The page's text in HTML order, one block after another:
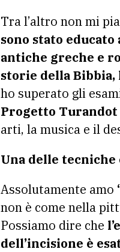
Tra l’altro non mi
sono stato
antiche greche e
storie della Bibbia,
ho superato gli
Progetto Turandot
arti, la musica e il
Una delle tecniche
Assolutamente amo
non è come nella
Possiamo dire che
dell’incisione è